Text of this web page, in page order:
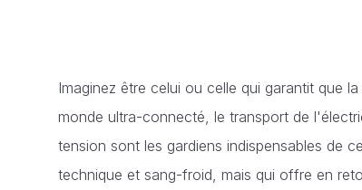
Imaginez être celui ou celle qui garantit que
monde ultra-connecté, le transport de
tension sont les gardiens indispensables de
technique et sang-froid, mais qui offre en